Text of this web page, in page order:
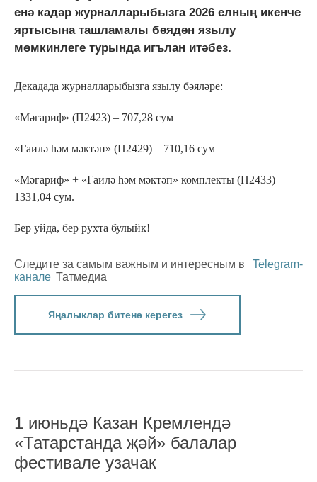
енә кадәр журналларыбызга 2026 елның икенче
яртысына ташламалы бәядән язылу
мөмкинлеге турында игълан итәбез.
Декадада журналларыбызга язылу бәяләре:
«Мәгариф» (П2423) – 707,28 сум
«Гаилә һәм мәктәп» (П2429) – 710,16 сум
«Мәгариф» + «Гаилә һәм мәктәп» комплекты (П2433) –
1331,04 сум.
Бер уйда, бер рухта булыйк!
Следите за самым важным и интересным в
Telegram-
канале Татмедиа
Яңалыклар битенә керегез
1 июньдә Казан Кремлендә
«Татарстанда җәй» балалар
фестивале узачак